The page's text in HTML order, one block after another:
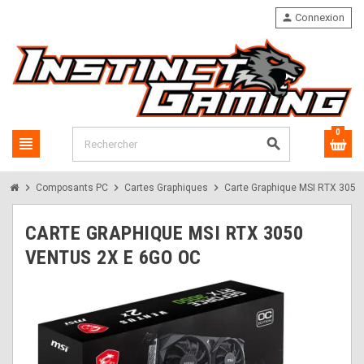
view_headline search
person Connexion
0
chevron_right Composants PC chevron_right Cartes Graphiques chevron_right Carte Graphique MSI RTX 3050
CARTE GRAPHIQUE MSI RTX 3050
VENTUS 2X E 6GO OC